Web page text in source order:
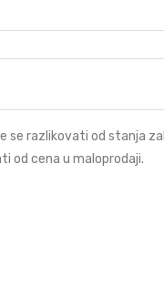
razlikovati od stanja
od cena u maloprodaji.